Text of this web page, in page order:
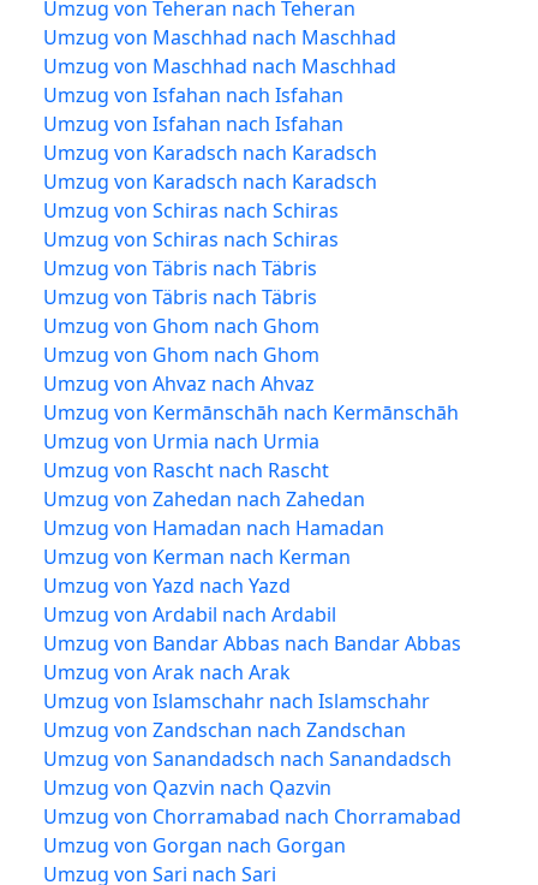
Umzug von Teheran nach Teheran
Umzug von Maschhad nach Maschhad
Umzug von Maschhad nach Maschhad
Umzug von Isfahan nach Isfahan
Umzug von Isfahan nach Isfahan
Umzug von Karadsch nach Karadsch
Umzug von Karadsch nach Karadsch
Umzug von Schiras nach Schiras
Umzug von Schiras nach Schiras
Umzug von Täbris nach Täbris
Umzug von Täbris nach Täbris
Umzug von Ghom nach Ghom
Umzug von Ghom nach Ghom
Umzug von Ahvaz nach Ahvaz
Umzug von Kermānschāh nach Kermānschāh
Umzug von Urmia nach Urmia
Umzug von Rascht nach Rascht
Umzug von Zahedan nach Zahedan
Umzug von Hamadan nach Hamadan
Umzug von Kerman nach Kerman
Umzug von Yazd nach Yazd
Umzug von Ardabil nach Ardabil
Umzug von Bandar Abbas nach Bandar Abbas
Umzug von Arak nach Arak
Umzug von Islamschahr nach Islamschahr
Umzug von Zandschan nach Zandschan
Umzug von Sanandadsch nach Sanandadsch
Umzug von Qazvin nach Qazvin
Umzug von Chorramabad nach Chorramabad
Umzug von Gorgan nach Gorgan
Umzug von Sari nach Sari